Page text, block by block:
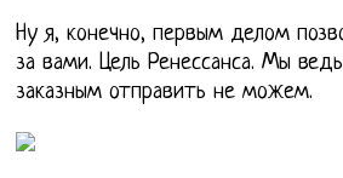
Ну я, конечно, первым делом
за вами. Цель Ренессанса. Мы
заказным отправить не можем.